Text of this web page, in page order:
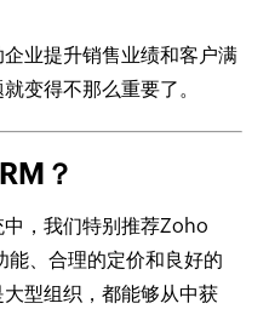
业提升销售业绩和客户满
变得不那么重要了。
？
，我们特别推荐Zoho
能、合理的定价和良好的
型组织，都能够从中获